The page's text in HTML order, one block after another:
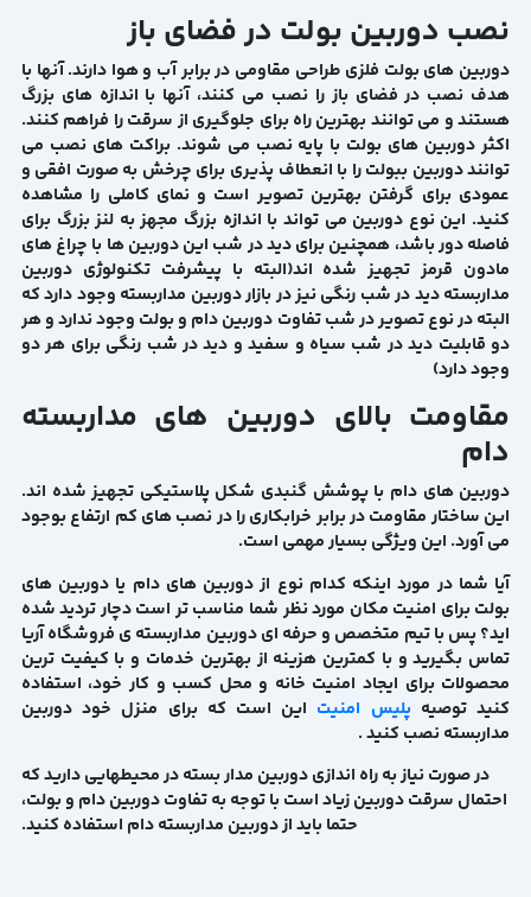
نصب دوربین بولت در فضای باز
دوربین های بولت فلزی طراحی مقاومی در برابر آب و هوا دارند. آنها با
هدف نصب در فضای باز را نصب می کنند، آنها با اندازه های بزرگ
هستند و می توانند بهترین راه برای جلوگیری از سرقت را فراهم کنند.
اکثر دوربین های بولت با پایه نصب می شوند. براکت های نصب می
توانند دوربین ببولت را با انعطاف پذیری برای چرخش به صورت افقی و
عمودی برای گرفتن بهترین تصویر است و نمای کاملی را مشاهده
کنید. این نوع دوربین می تواند با اندازه بزرگ مجهز به لنز بزرگ برای
فاصله دور باشد، همچنین برای دید در شب این دوربین ها با چراغ های
مادون قرمز تجهیز شده اند(البته با پیشرفت تکنولوژی دوربین
مداربسته دید در شب رنگی نیز در بازار دوربین مداربسته وجود دارد که
البته در نوع تصویر در شب تفاوت دوربین دام و بولت وجود ندارد و هر
دو قابلیت دید در شب سیاه و سفید و دید در شب رنگی برای هر دو
وجود دارد)
مقاومت بالای دوربین های مداربسته
دام
دوربین های دام با پوشش گنبدی شکل پلاستیکی تجهیز شده اند.
این ساختار مقاومت در برابر خرابکاری را در نصب های کم ارتفاع بوجود
می آورد. این ویژگی بسیار مهمی است.
آیا شما در مورد اینکه کدام نوع از دوربین های دام یا دوربین های
بولت برای امنیت مکان مورد نظر شما مناسب تر است دچار تردید شده
اید؟ پس با تیم متخصص و حرفه ای دوربین مداربسته ی فروشگاه آریا
تماس بگیرید و با کمترین هزینه از بهترین خدمات و با کیفیت ترین
محصولات برای ایجاد امنیت خانه و محل کسب و کار خود، استفاده
کنید توصیه پلیس امنیت این است که برای منزل خود دوربین
مداربسته نصب کنید .
در صورت نیاز به راه اندازی دوربین مدار بسته در محیطهایی دارید که
احتمال سرقت دوربین زیاد است با توجه به تفاوت دوربین دام و بولت،
حتما باید از دوربین مداربسته دام استفاده کنید.